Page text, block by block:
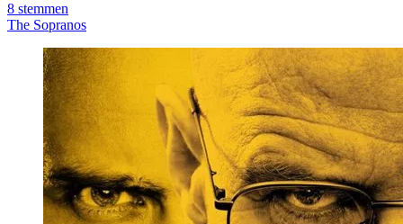
8 stemmen
The Sopranos